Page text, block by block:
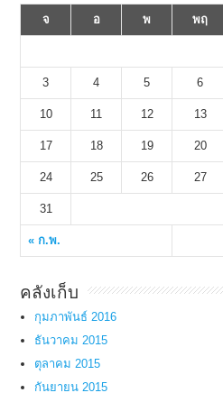
จ
อ พ พฤ
« ก.พ.
3 4 5 6
10 11 12 13
17 18 19 20
24 25 26 27
31
คลังเก็บ
กุมภาพันธ์ 2016
ธันวาคม 2015
ตุลาคม 2015
กันยายน 2015